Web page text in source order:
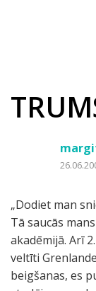
„Dodiet man
Tā saucās
akadēmijā. Arī
veltīti
beigšanas, es